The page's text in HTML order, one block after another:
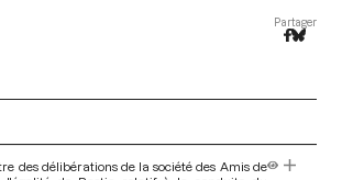
Partager
des délibérations de la société des Amis de